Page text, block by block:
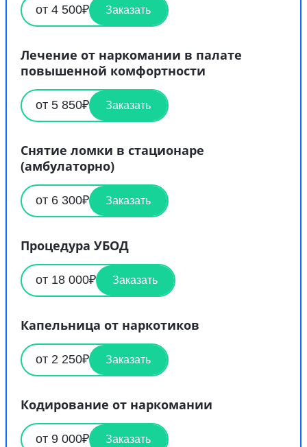
от 4 500₽ Заказать
Лечение от наркомании в палате
повышенной комфортности
от 5 850₽ Заказать
Снятие ломки в стационаре
(амбулаторно)
от 6 300₽ Заказать
Процедура УБОД
от 18 000₽ Заказать
Капельница от наркотиков
от 2 250₽ Заказать
Кодирование от наркомании
от 9 000₽ Заказать